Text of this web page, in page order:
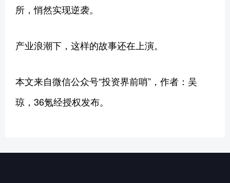
所，悄然实现逆袭。
产业浪潮下，这样的故事还在上演。
本文来自微信公众号“投资界前哨”，作者：吴
琼，36氪经授权发布。